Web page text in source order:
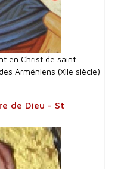
en Christ de saint
Arméniens (XIIe siècle)
de Dieu - St